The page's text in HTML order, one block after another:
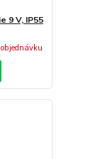
9 V, IP55